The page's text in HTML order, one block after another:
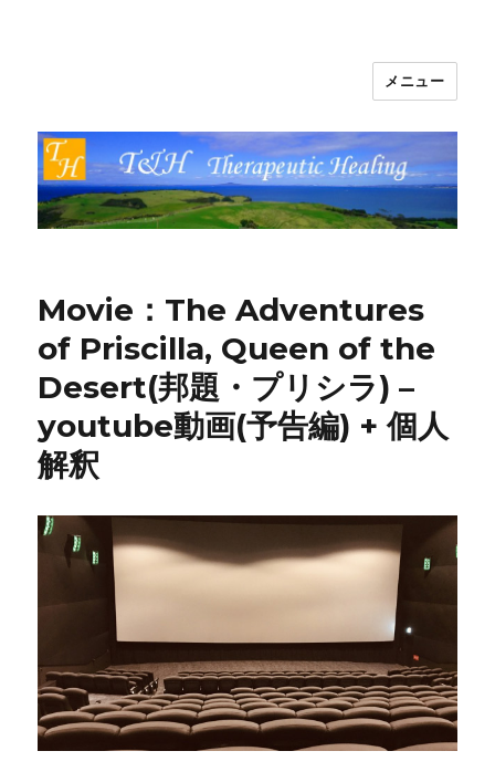
T&H Therapeutic Healing
メニュー
Movie：The Adventures
of Priscilla, Queen of the
Desert(邦題・プリシラ) –
youtube動画(予告編) + 個人
解釈